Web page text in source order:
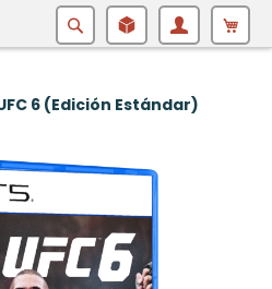
Buscar
6 (Edición Estándar)